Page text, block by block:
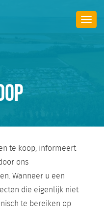
te koop, informeert
ons
Wanneer u een
die eigenlijk niet
te bereiken op